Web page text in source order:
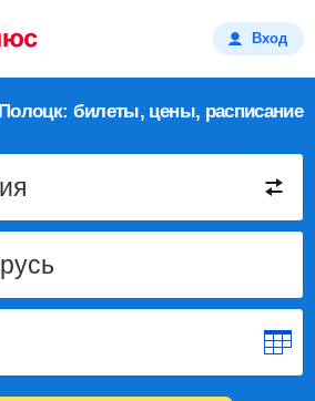
Вход
билеты, цены, расписание